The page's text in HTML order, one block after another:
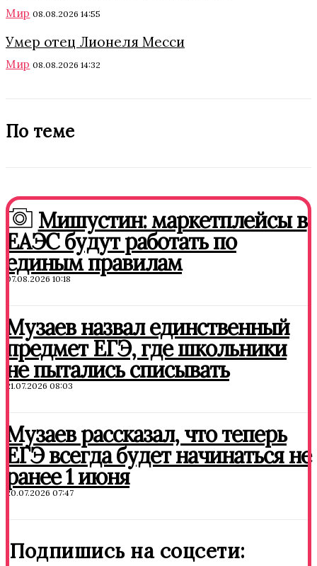
Мир 08.08.2026 14:55
Умер отец Лионеля Месси
Мир 08.08.2026 14:32
По теме
Мишустин: маркетплейсы в
ЕАЭС будут работать по
единым правилам
07.08.2026 10:18
Музаев назвал единственный
предмет ЕГЭ, где школьники
не пытались списывать
21.07.2026 08:03
Музаев рассказал, что теперь
ЕГЭ всегда будет начинаться не
ранее 1 июня
20.07.2026 07:47
Подпишись на соцсети: